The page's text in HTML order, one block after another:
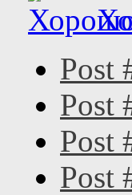
Post
Post
Post
Post